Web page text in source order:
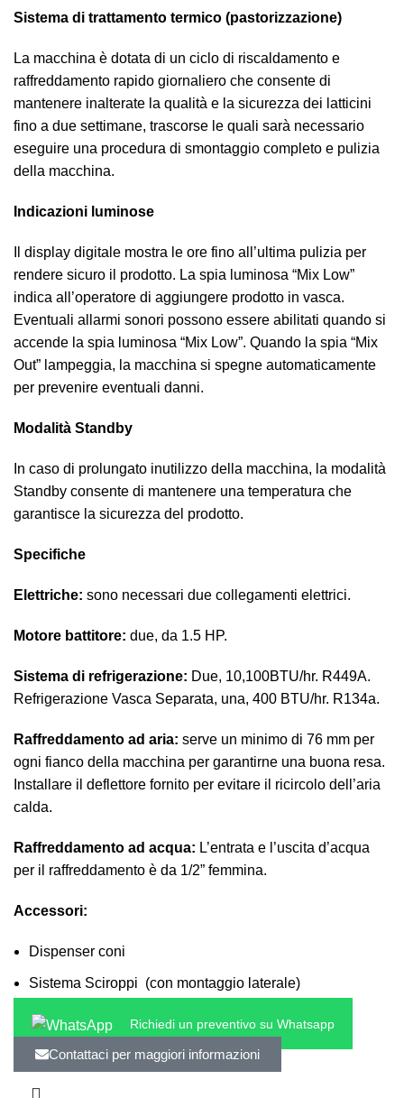
Sistema di trattamento termico (pastorizzazione)
La macchina è dotata di un ciclo di riscaldamento e
raffreddamento rapido giornaliero che consente di
mantenere inalterate la qualità e la sicurezza dei latticini
fino a due settimane, trascorse le quali sarà necessario
eseguire una procedura di smontaggio completo e pulizia
della macchina.
Indicazioni luminose
Il display digitale mostra le ore fino all’ultima pulizia per
rendere sicuro il prodotto. La spia luminosa “Mix Low”
indica all’operatore di aggiungere prodotto in vasca.
Eventuali allarmi sonori possono essere abilitati quando si
accende la spia luminosa “Mix Low”. Quando la spia “Mix
Out” lampeggia, la macchina si spegne automaticamente
per prevenire eventuali danni.
Modalità Standby
In caso di prolungato inutilizzo della macchina, la modalità
Standby consente di mantenere una temperatura che
garantisce la sicurezza del prodotto.
Specifiche
Elettriche: sono necessari due collegamenti elettrici.
Motore battitore: due, da 1.5 HP.
Sistema di refrigerazione: Due, 10,100BTU/hr. R449A.
Refrigerazione Vasca Separata, una, 400 BTU/hr. R134a.
Raffreddamento ad aria: serve un minimo di 76 mm per
ogni fianco della macchina per garantirne una buona resa.
Installare il deflettore fornito per evitare il ricircolo dell’aria
calda.
Raffreddamento ad acqua: L’entrata e l’uscita d’acqua
per il raffreddamento è da 1/2” femmina.
Accessori:
Dispenser coni
Sistema Sciroppi (con montaggio laterale)
Richiedi un preventivo su Whatsapp
Contattaci per maggiori informazioni